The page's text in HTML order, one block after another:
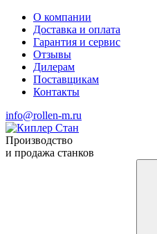
О компании
Доставка и оплата
Гарантия и сервис
Отзывы
Дилерам
Поставщикам
Контакты
info@rollen-m.ru
Производство
и продажа станков